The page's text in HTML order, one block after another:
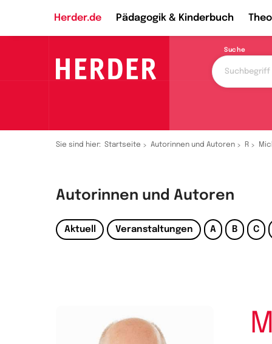
Herder.de Pädagogik & Kinderbuch
Suche
Sie sind hier: Startseite Autorinnen und Autoren R
Autorinnen und Autoren
Aktuell Veranstaltungen A B C